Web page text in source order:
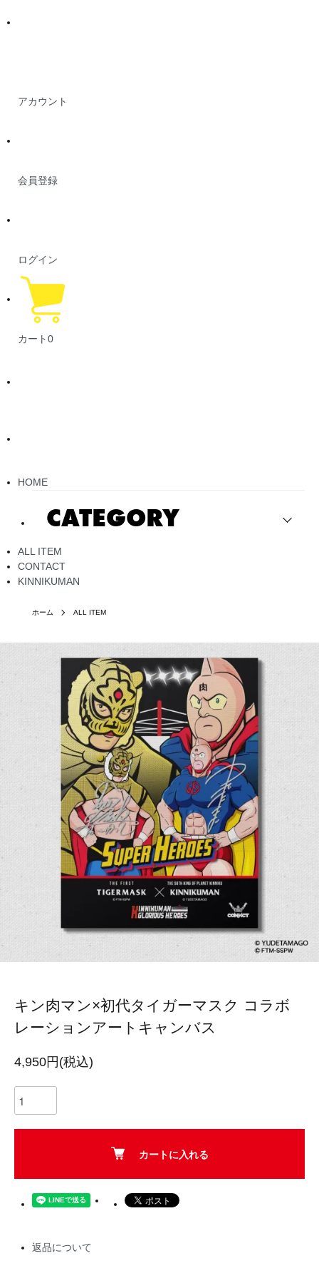
アカウント
会員登録
ログイン
カート0
HOME
CATEGORY
ALL ITEM
CONTACT
KINNIKUMAN
ホーム ALL ITEM
キン肉マン×初代タイガーマスク コラボ
レーションアートキャンバス
4,950円(税込)
カートに入れる
返品について